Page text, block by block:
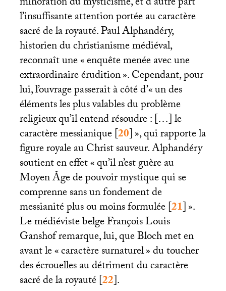
l’insuffisante attention portée au caractère
sacré de la royauté. Paul Alphandéry,
historien du christianisme médiéval,
reconnaît une «enquête menée avec une
extraordinaire érudition». Cependant, pour
lui, l’ouvrage passerait à côté d’«un des
éléments les plus valables du problème
religieux qu’il entend résoudre : […] le
caractère messianique[20]», qui rapporte la
figure royale au Christ sauveur. Alphandéry
soutient en effet «qu’il n’est guère au
Moyen Âge de pouvoir mystique qui se
comprenne sans un fondement de
messianité plus ou moins formulée[21]».
Le médiéviste belge François Louis
Ganshofremarque, lui, que Bloch met en
avant le «caractère surnaturel» du toucher
des écrouelles au détriment du caractère
sacré de la royauté[22].